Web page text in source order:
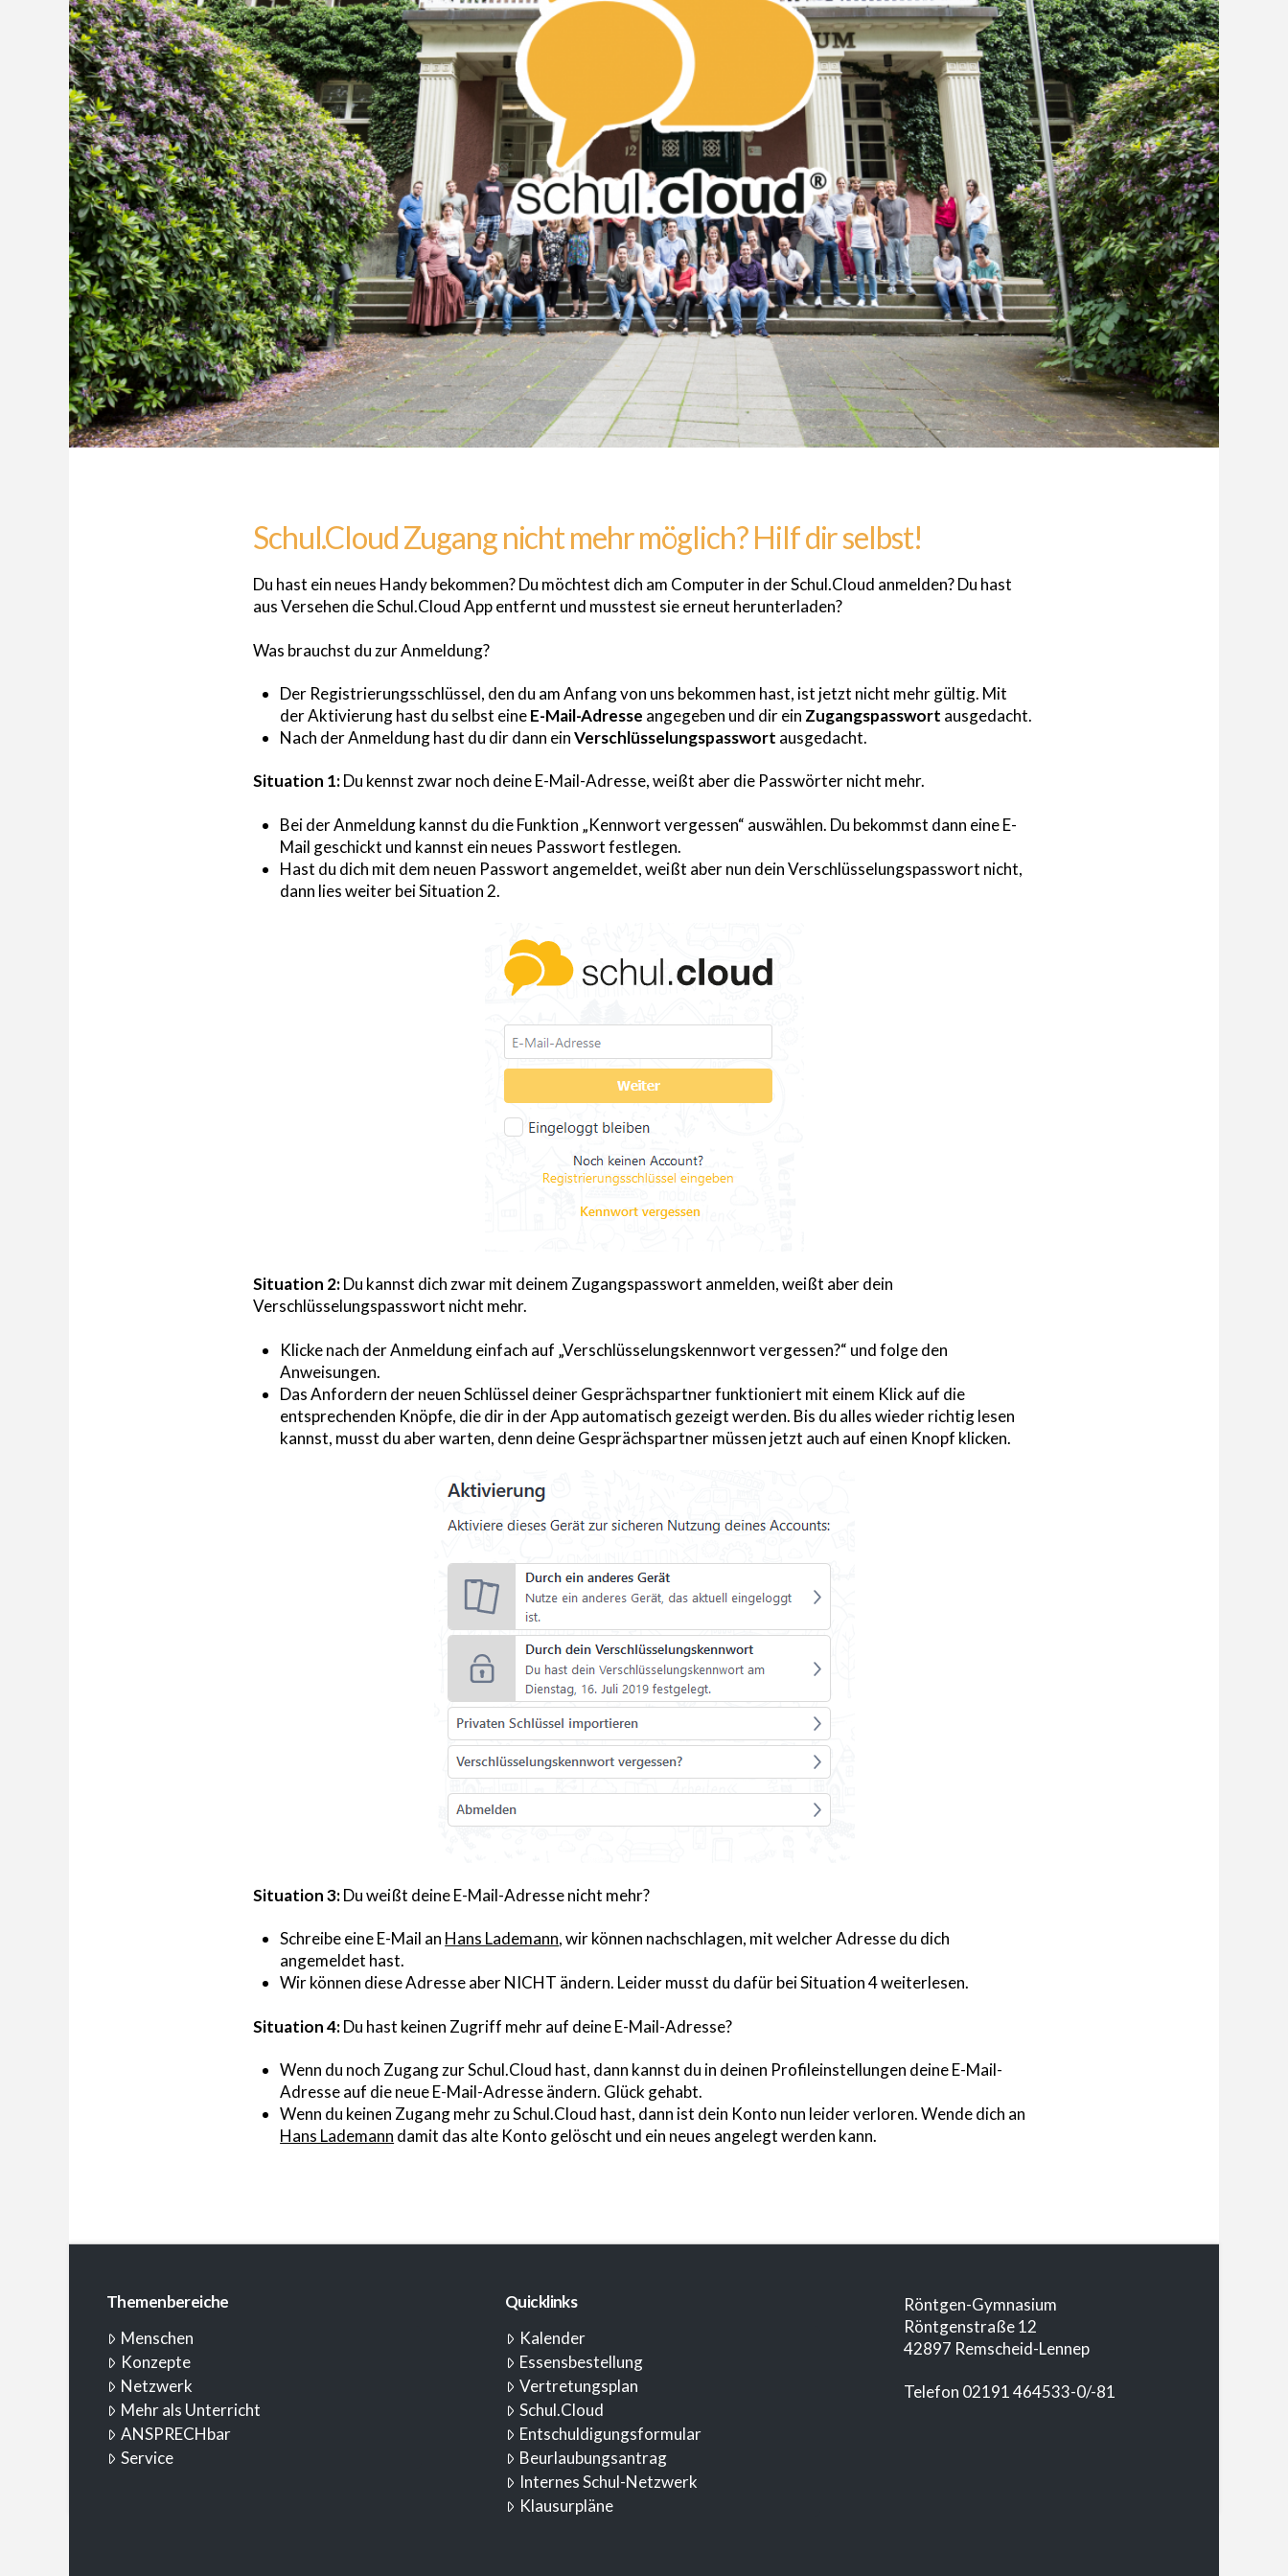
Schul.Cloud Zugang nicht mehr möglich? Hilf dir selbst!
Du hast ein neues Handy bekommen? Du möchtest dich am Computer in der Schul.Cloud anmelden? Du hast
aus Versehen die Schul.Cloud App entfernt und musstest sie erneut herunterladen?
Was brauchst du zur Anmeldung?
Der Registrierungsschlüssel, den du am Anfang von uns bekommen hast, ist jetzt nicht mehr gültig. Mit
der Aktivierung hast du selbst eineE-Mail-Adresse angegeben und dir ein Zugangspasswort ausgedacht.
Nach der Anmeldung hast du dir dann einVerschlüsselungspasswort ausgedacht.
Situation 1:Du kennst zwar noch deine E-Mail-Adresse, weißt aber die Passwörter nicht mehr.
Bei der Anmeldung kannst du die Funktion „Kennwort vergessen“ auswählen. Du bekommst dann eine E-
Mail geschickt und kannst ein neues Passwort festlegen.
Hast du dich mit dem neuen Passwort angemeldet, weißt aber nun dein Verschlüsselungspasswort nicht,
dann lies weiter bei Situation 2.
Situation 2:Du kannst dich zwar mit deinem Zugangspasswort anmelden, weißt aber dein
Verschlüsselungspasswort nicht mehr.
Klicke nach der Anmeldung einfach auf „Verschlüsselungskennwort vergessen?“ und folge den
Anweisungen.
Das Anfordern der neuen Schlüssel deiner Gesprächspartner funktioniert mit einem Klick auf die
entsprechenden Knöpfe, die dir in der App automatisch gezeigt werden. Bis du alles wieder richtig lesen
kannst, musst du aber warten, denn deine Gesprächspartner müssen jetzt auch auf einen Knopf klicken.
Situation 3:Du weißt deine E-Mail-Adresse nicht mehr?
Schreibe eine E-Mail an Hans Lademann, wir können nachschlagen, mit welcher Adresse du dich
angemeldet hast.
Wir können diese Adresse aber NICHT ändern. Leider musst du dafür bei Situation 4 weiterlesen.
Situation 4:Du hast keinen Zugriff mehr auf deine E-Mail-Adresse?
Wenn du noch Zugang zur Schul.Cloud hast, dann kannst du in deinen Profileinstellungen deine E-Mail-
Adresse auf die neue E-Mail-Adresse ändern. Glück gehabt.
Wenn du keinen Zugang mehr zu Schul.Cloud hast, dann ist dein Konto nun leider verloren. Wende dich an
Hans Lademann damit das alte Konto gelöscht und ein neues angelegt werden kann.
Themenbereiche
Menschen
Konzepte
Netzwerk
Mehr als Unterricht
ANSPRECHbar
Service
Quicklinks
Kalender
Essensbestellung
Vertretungsplan
Schul.Cloud
Entschuldigungsformular
Beurlaubungsantrag
Internes Schul-Netzwerk
Klausurpläne
Röntgen-Gymnasium
Röntgenstraße 12
42897 Remscheid-Lennep
Telefon 02191 464533-0/-81